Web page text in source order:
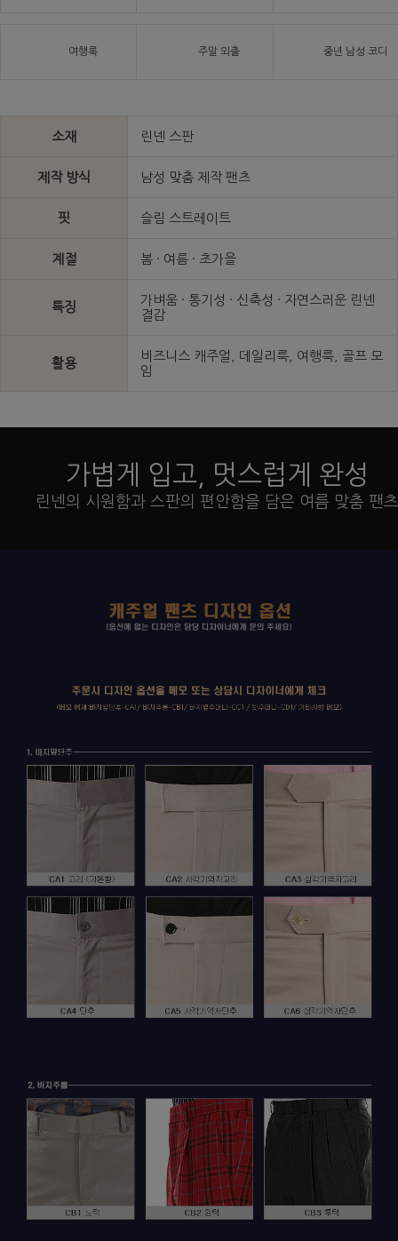
여행룩 주말 외출 중년 남성 코디
소재 린넨 스판
제작 방식 남성 맞춤 제작 팬츠
핏 슬림 스트레이트
계절 봄 · 여름 · 초가을
특징
가벼움 · 통기성 · 신축성 · 자연스러운 린넨
결감
활용
비즈니스 캐주얼, 데일리룩, 여행룩, 골프 모
임
가볍게 입고, 멋스럽게 완성
린넨의 시원함과 스판의 편안함을 담은 여름 맞춤 팬츠